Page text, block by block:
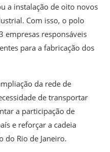
a instalação de oito novos
Com isso, o polo
empresas responsáveis
para a fabricação dos
da rede de
de transportar
a participação de
e reforçar a cadeia
do Rio de Janeiro.